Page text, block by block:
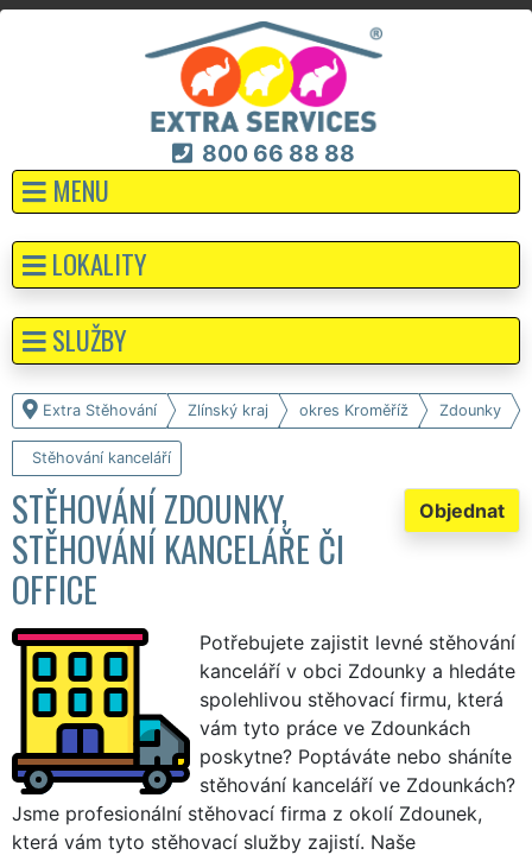
800 66 88 88
MENU
Extra Stěhování Zlínský kraj okres Kroměříž Zdounky
Stěhování kanceláří
Objednat
STĚHOVÁNÍ ZDOUNKY,
STĚHOVÁNÍ KANCELÁŘE ČI
OFFICE
Potřebujete zajistit levné stěhování
kanceláří v obci Zdounky a hledáte
spolehlivou stěhovací firmu, která
vám tyto práce ve Zdounkách
poskytne? Poptáváte nebo sháníte
stěhování kanceláří ve Zdounkách?
Jsme profesionální stěhovací firma z okolí Zdounek,
která vám tyto stěhovací služby zajistí. Naše
LOKALITY
SLUŽBY